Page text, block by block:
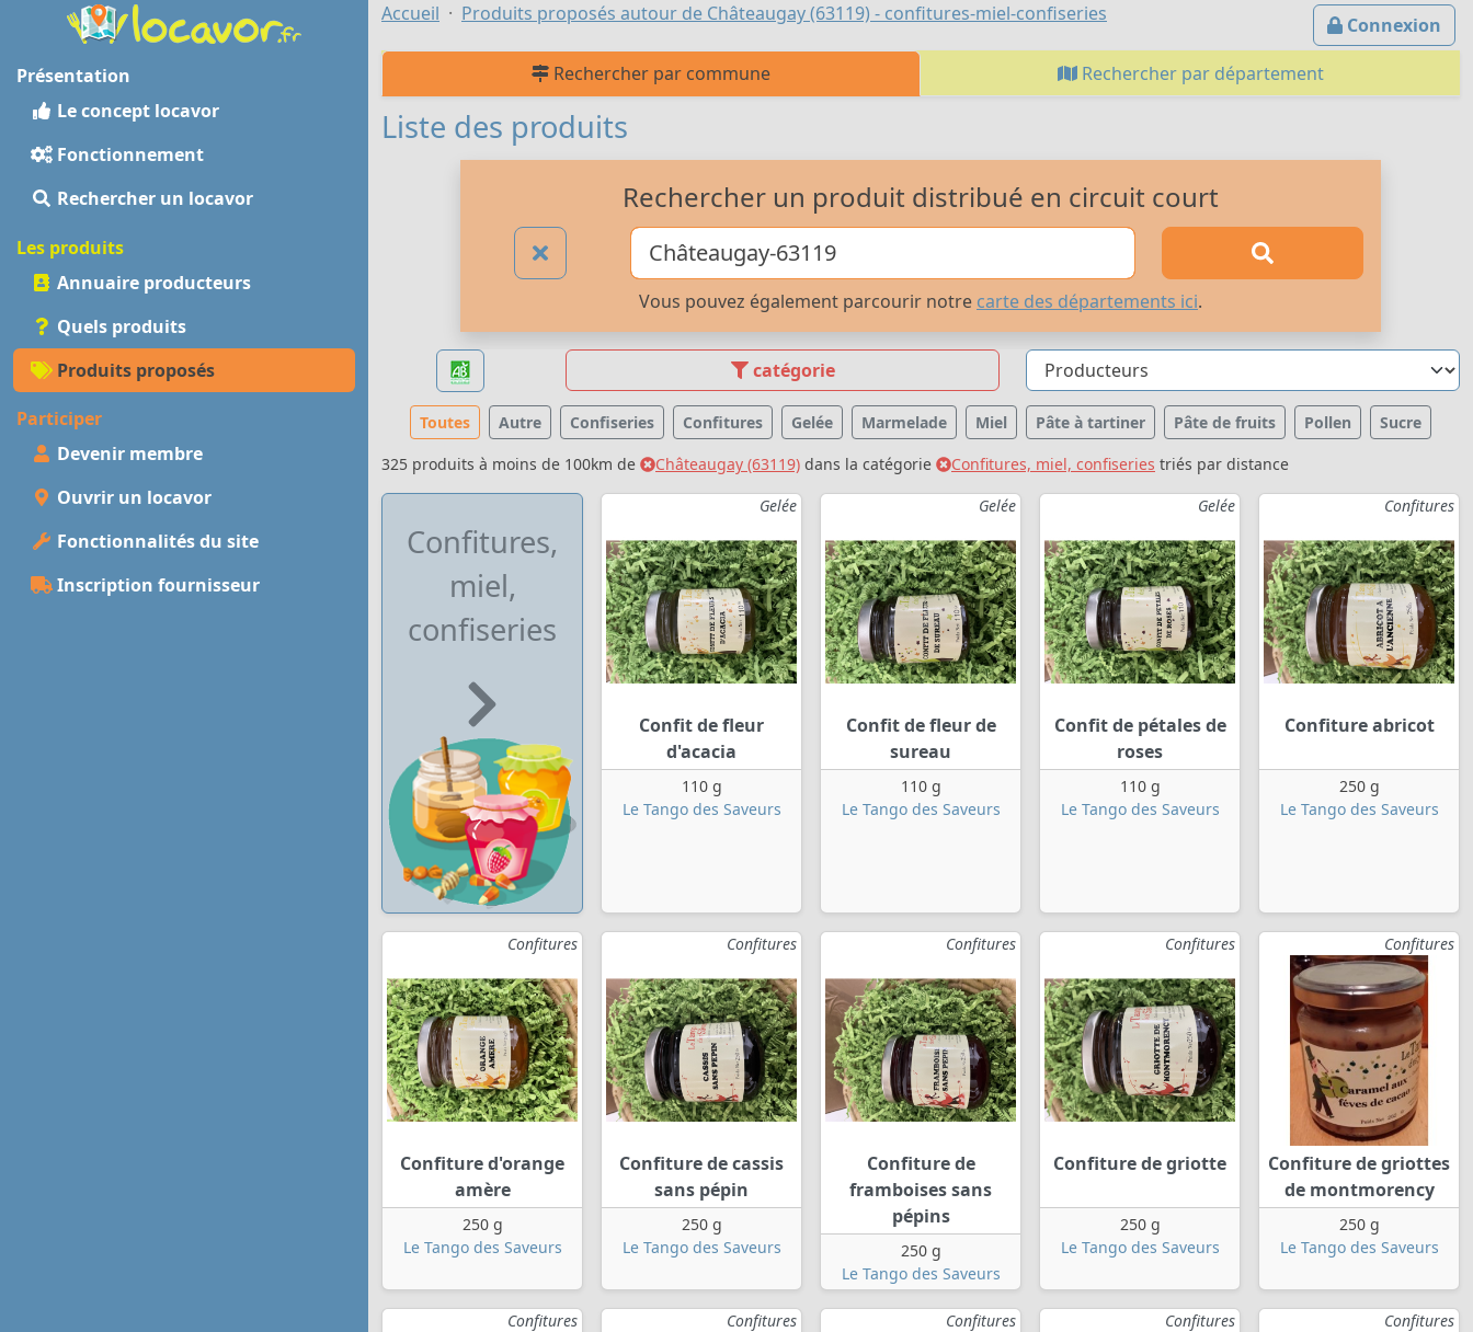
Présentation
Le concept locavor
Fonctionnement
Rechercher un locavor
Les produits
Annuaire producteurs
Quels produits
Produits proposés
Participer
Devenir membre
Ouvrir un locavor
Fonctionnalités du site
Inscription fournisseur
Connexion
Accueil Produits proposés autour de Châteaugay (63119) - confitures-miel-confiseries
Rechercher par commune Rechercher par département
Liste des produits
Rechercher un produit distribué en circuit court
Vous pouvez également parcourir notre carte des départements ici.
catégorie
Toutes Autre Confiseries Confitures Gelée Marmelade Miel Pâte à tartiner Pâte de fruits Pollen
Sucre
325 produits à moins de 100km de
Châteaugay (63119) dans la catégorie Confitures, miel, confiseries triés par distance
Confitures,
miel,
confiseries
Gelée
Confit de fleur
d'acacia
110 g
Le Tango des Saveurs
Gelée
Confit de fleur de
sureau
110 g
Le Tango des Saveurs
Gelée
Confit de pétales de
roses
110 g
Le Tango des Saveurs
Confitures
Confiture abricot
250 g
Le Tango des Saveurs
Confitures
Confiture d'orange
amère
250 g
Le Tango des Saveurs
Confitures
Confiture de cassis
sans pépin
250 g
Le Tango des Saveurs
Confitures
Confiture de
framboises sans
pépins
250 g
Le Tango des Saveurs
Confitures
Confiture de griotte
250 g
Le Tango des Saveurs
Confitures
Confiture de griottes
de montmorency
250 g
Le Tango des Saveurs
Confitures Confitures Confitures Confitures Confitures